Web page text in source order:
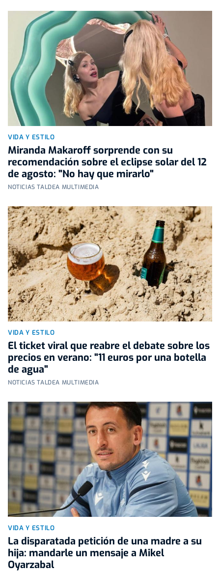
VIDA Y ESTILO
Miranda Makaroff sorprende con su
recomendación sobre el eclipse solar del 12
de agosto: "No hay que mirarlo"
NOTICIAS TALDEA MULTIMEDIA
VIDA Y ESTILO
El ticket viral que reabre el debate sobre los
precios en verano: "11 euros por una botella
de agua"
NOTICIAS TALDEA MULTIMEDIA
VIDA Y ESTILO
La disparatada petición de una madre a su
hija: mandarle un mensaje a Mikel
Oyarzabal